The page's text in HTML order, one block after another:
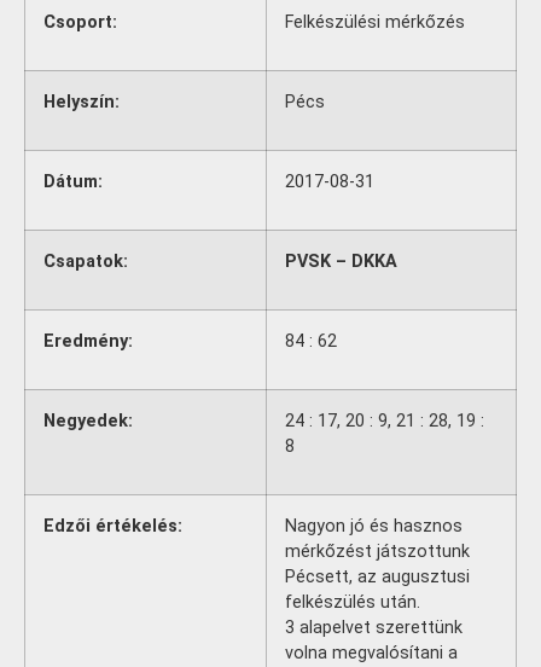
Csoport: Felkészülési mérkőzés
Helyszín: Pécs
Dátum: 2017-08-31
Csapatok: PVSK – DKKA
Eredmény: 84 : 62
Negyedek:
24 : 17, 20 : 9, 21 : 28, 19 :
8
Edzői értékelés:
Nagyon jó és hasznos
mérkőzést játszottunk
Pécsett, az augusztusi
felkészülés után.
3 alapelvet szerettünk
volna megvalósítani a